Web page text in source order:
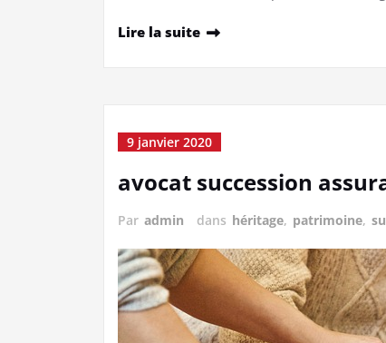
Lire la suite
9 janvier 2020
avocat succession
Par admin dans héritage, patrimoine,